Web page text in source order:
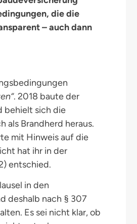
die die
– auch dann
. 2018 baute der
behielt sich die
als Brandherd heraus.
mit Hinweis auf die
hat ihr in der
entschied.
in den
deshalb nach § 307
Es sei nicht klar, ob